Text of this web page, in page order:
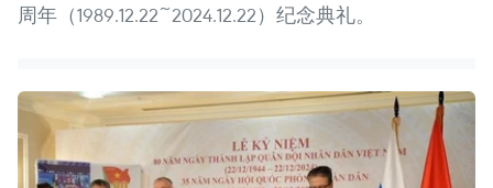
周年（1989.12.22~2024.12.22）纪念典礼。